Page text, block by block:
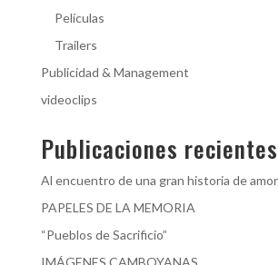
Películas
Trailers
Publicidad & Management
videoclips
Publicaciones recientes
Al encuentro de una gran historia de amor
PAPELES DE LA MEMORIA
“Pueblos de Sacrificio”